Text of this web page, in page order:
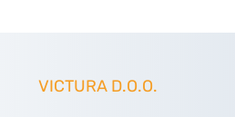
VICTURA D.O.O.